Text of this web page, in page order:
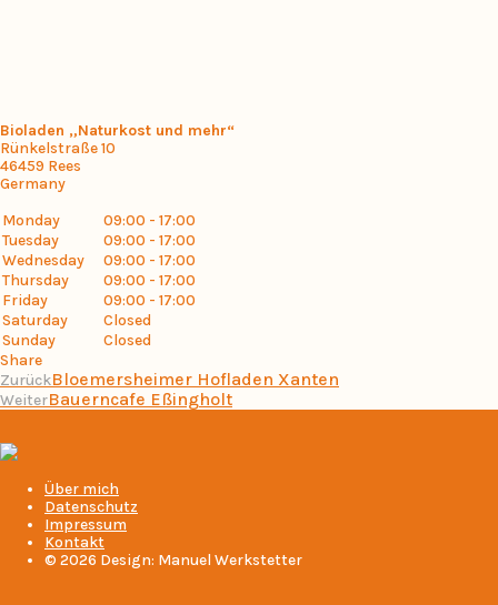
Bioladen „Naturkost und mehr“
Rünkelstraße 10
46459 Rees
Germany
Monday
09:00 - 17:00
Tuesday
09:00 - 17:00
Wednesday
09:00 - 17:00
Thursday
09:00 - 17:00
Friday
09:00 - 17:00
Saturday
Closed
Sunday
Closed
Share
ZurückBloemersheimer Hofladen Xanten
WeiterBauerncafe Eßingholt
Über mich
Datenschutz
Impressum
Kontakt
© 2026 Design: Manuel Werkstetter